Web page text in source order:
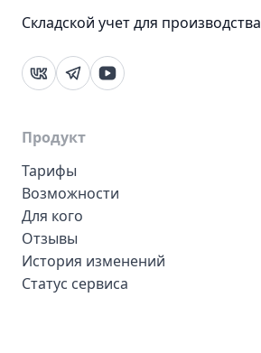
Складской учет для производства
vk telegram
rutube
Продукт
Тарифы
Возможности
Для кого
Отзывы
История изменений
Статус сервиса